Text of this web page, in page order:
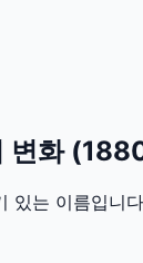
변화
있는 이름입니